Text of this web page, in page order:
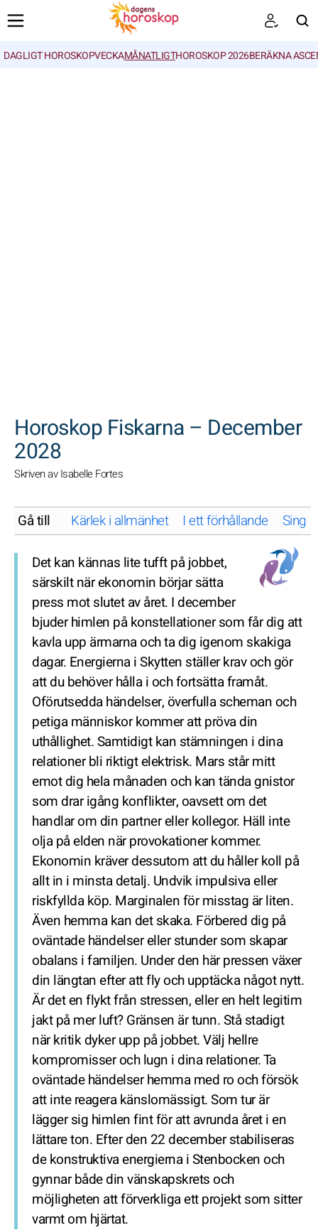
DAGLIGT HOROSKOPVECKAMÅNATLIGTHOROSKOP 2026BERÄKNA
Horoskop Fiskarna – December
2028
Skriven av Isabelle Fortes
Gå till Kärlek i allmänhet I ett förhållande Singel
Det kan kännas lite tufft på jobbet,
särskilt när ekonomin börjar sätta
press mot slutet av året. I december
bjuder himlen på konstellationer som får dig att
kavla upp ärmarna och ta dig igenom skakiga
dagar. Energierna i Skytten ställer krav och gör
att du behöver hålla i och fortsätta framåt.
Oförutsedda händelser, överfulla scheman och
petiga människor kommer att pröva din
uthållighet. Samtidigt kan stämningen i dina
relationer bli riktigt elektrisk. Mars står mitt
emot dig hela månaden och kan tända gnistor
som drar igång konflikter, oavsett om det
handlar om din partner eller kollegor. Häll inte
olja på elden när provokationer kommer.
Ekonomin kräver dessutom att du håller koll på
allt in i minsta detalj. Undvik impulsiva eller
riskfyllda köp. Marginalen för misstag är liten.
Även hemma kan det skaka. Förbered dig på
oväntade händelser eller stunder som skapar
obalans i familjen. Under den här pressen växer
din längtan efter att fly och upptäcka något nytt.
Är det en flykt från stressen, eller en helt legitim
jakt på mer luft? Gränsen är tunn. Stå stadigt
när kritik dyker upp på jobbet. Välj hellre
kompromisser och lugn i dina relationer. Ta
oväntade händelser hemma med ro och försök
att inte reagera känslomässigt. Som tur är
lägger sig himlen fint för att avrunda året i en
lättare ton. Efter den 22 december stabiliseras
de konstruktiva energierna i Stenbocken och
gynnar både din vänskapskrets och
möjligheten att förverkliga ett projekt som sitter
varmt om hjärtat.